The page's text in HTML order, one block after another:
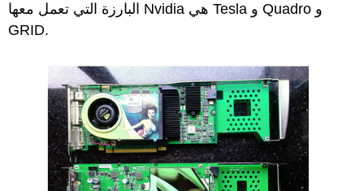
البارزة التي تعمل معها Nvidia هي Tesla و Quadro و
GRID.